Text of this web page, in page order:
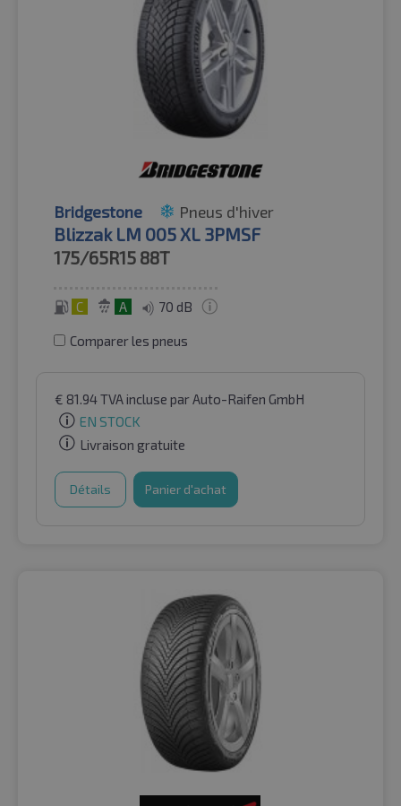
Bridgestone Pneus d'hiver
Blizzak LM 005 XL 3PMSF
175/65R15 88T
C A 70 dB
Comparer les pneus
€ 81.94TVA incluse par Auto-Raifen GmbH
EN STOCK
Livraison gratuite
Détails Panier d'achat